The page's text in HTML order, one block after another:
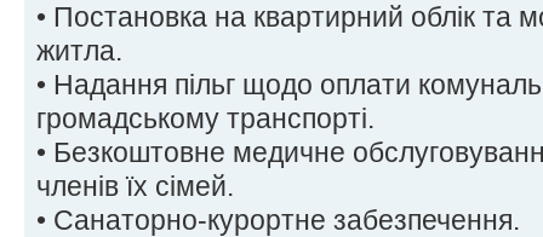
• Постановка на квартирний облік та
житла.
• Надання пільг щодо оплати
громадському транспорті.
• Безкоштовне медичне
членів їх сімей.
• Санаторно-курортне забезпечення.